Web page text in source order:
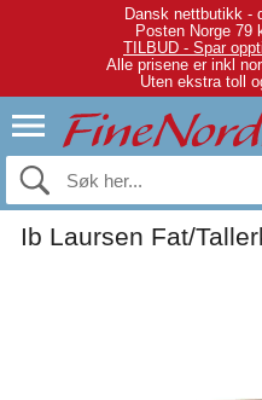
Dansk nettbutikk -
Posten Norge 79
TILBUD - Spar
Alle prisene er inkl
Uten ekstra toll
Ib Laursen Fat/